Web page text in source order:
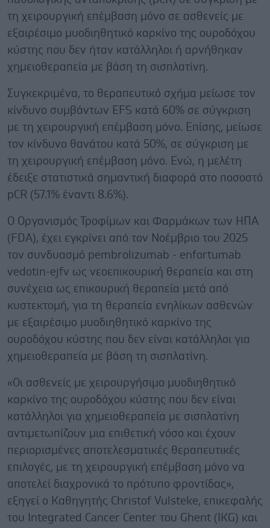
τη χειρουργική επέμβαση μόνο σε ασθενείς με
εξαιρέσιμο μυοδιηθητικό καρκίνο της ουροδόχου
κύστης που δεν ήταν κατάλληλοι ή αρνήθηκαν
χημειοθεραπεία με βάση τη σισπλατίνη.
Συγκεκριμένα, το θεραπευτικό σχήμα μείωσε τον
κίνδυνο συμβάντων EFS κατά 60% σε σύγκριση
με τη χειρουργική επέμβαση μόνο. Επίσης, μείωσε
τον κίνδυνο θανάτου κατά 50%, σε σύγκριση με
τη χειρουργική επέμβαση μόνο. Ενώ, η μελέτη
έδειξε στατιστικά σημαντική διαφορά στο ποσοστό
pCR (57.1% έναντι 8.6%).
Ο Οργανισμός Τροφίμων και Φαρμάκων των ΗΠΑ
(FDA), έχει εγκρίνει από τον Νοέμβριο του 2025
τον συνδυασμό pembrolizumab - enfortumab
vedotin-ejfv ως νεοεπικουρική θεραπεία και στη
συνέχεια ως επικουρική θεραπεία μετά από
κυστεκτομή, για τη θεραπεία ενηλίκων ασθενών
με εξαιρέσιμο μυοδιηθητικό καρκίνο της
ουροδόχου κύστης που δεν είναι κατάλληλοι για
χημειοθεραπεία με βάση τη σισπλατίνη.
«Οι ασθενείς με χειρουργήσιμο μυοδιηθητικό
καρκίνο της ουροδόχου κύστης που δεν είναι
κατάλληλοι για χημειοθεραπεία με σισπλατίνη
αντιμετωπίζουν μια επιθετική νόσο και έχουν
περιορισμένες αποτελεσματικές θεραπευτικές
επιλογές, με τη χειρουργική επέμβαση μόνο να
αποτελεί διαχρονικά το πρότυπο φροντίδας»,
εξηγεί ο Καθηγητής Christof Vulsteke, επικεφαλής
του Integrated Cancer Center του Ghent (IKG) και